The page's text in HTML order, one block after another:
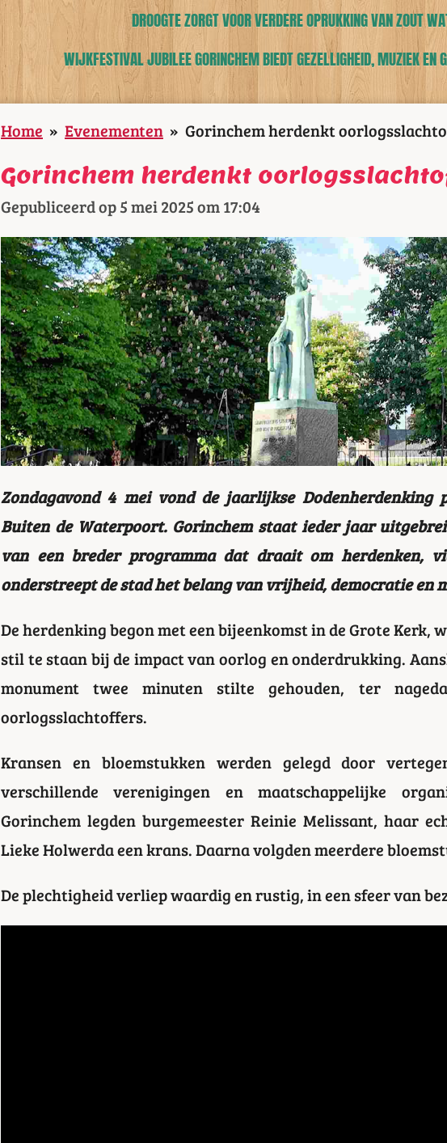
DROOGTE ZORGT VOOR VERDERE OPRUKKING VAN ZOUT
WIJKFESTIVAL JUBILEE GORINCHEM BIEDT GEZELLIGHEID, MUZIEK EN
Home » Evenementen » Gorinchem herdenkt
Gorinchem herdenkt
Gepubliceerd op 5 mei 2025 om 17:04
Zondagavond 4 mei vond de jaarlijkse
Buiten de Waterpoort. Gorinchem staat ieder jaar
van een breder programma dat draait om herdenken,
onderstreept de stad het belang van vrijheid, democratie en
De herdenking begon met een bijeenkomst in de Grote Kerk,
stil te staan bij de impact van oorlog en onderdrukking.
monument twee minuten stilte gehouden, ter
oorlogsslachtoffers.
Kransen en bloemstukken werden gelegd door
verschillende verenigingen en maatschappelijke
Gorinchem legden burgemeester Reinie Melissant, haar
Lieke Holwerda een krans. Daarna volgden meerdere
De plechtigheid verliep waardig en rustig, in een sfeer van